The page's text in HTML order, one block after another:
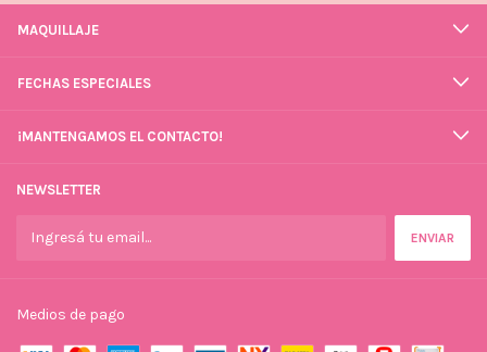
MAQUILLAJE
FECHAS ESPECIALES
¡MANTENGAMOS EL CONTACTO!
NEWSLETTER
Medios de pago